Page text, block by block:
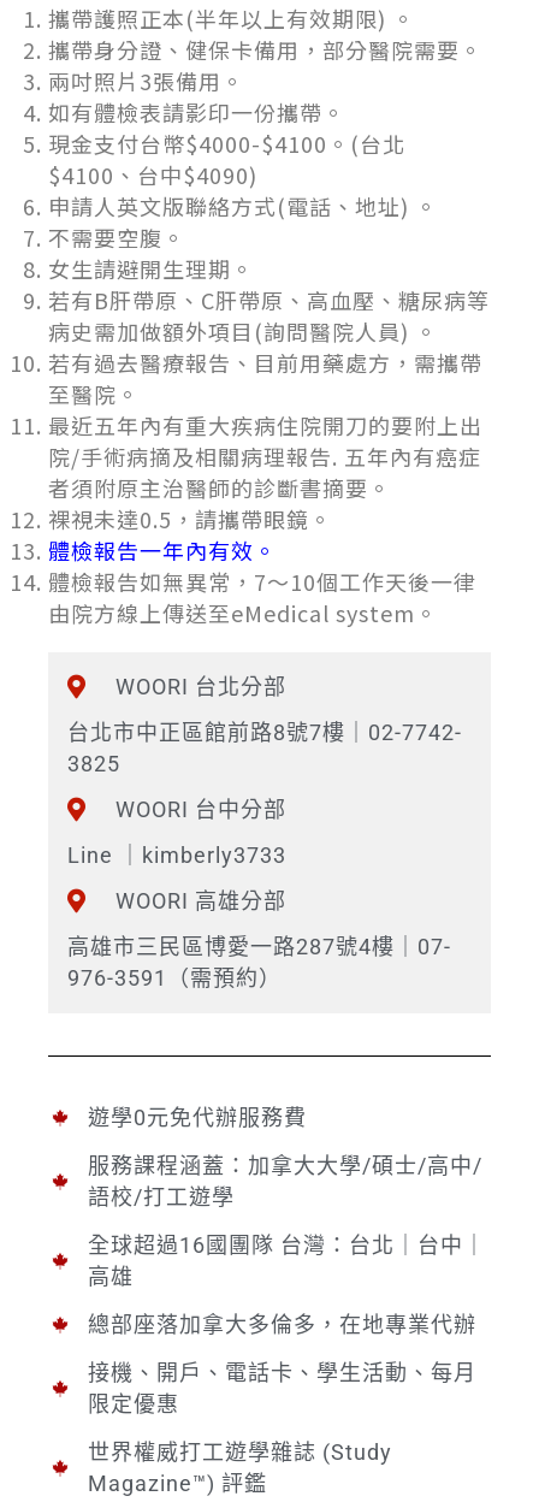
攜帶護照正本(半年以上有效期限) 。
攜帶身分證、健保卡備用，部分醫院需要。
兩吋照片3張備用。
如有體檢表請影印一份攜帶。
現金支付台幣$4000-$4100 。 (台北
$4100 、台中$4090)
申請人英文版聯絡方式(電話、地址) 。
不需要空腹。
女生請避開生理期。
若有B肝帶原、C肝帶原、高血壓、糖尿病等
病史需加做額外項目(詢問醫院人員) 。
若有過去醫療報告、目前用藥處方，需攜帶
至醫院。
最近五年內有重大疾病住院開刀的要附上出
院/手術病摘及相關病理報告. 五年內有癌症
者須附原主治醫師的診斷書摘要。
裸視未達0.5，請攜帶眼鏡。
體檢報告一年內有效。
體檢報告如無異常，7～10個工作天後一律
由院方線上傳送至eMedical system。
WOORI 台北分部
台北市中正區館前路8號7樓｜02-7742-
3825
WOORI 台中分部
Line ｜kimberly3733
WOORI 高雄分部
高雄市三民區博愛一路287號4樓｜07-
976-3591（需預約）
遊學0元免代辦服務費
服務課程涵蓋：加拿大大學/碩士/高中/
語校/打工遊學
全球超過16國團隊 台灣：台北｜台中｜
高雄
總部座落加拿大多倫多，在地專業代辦
接機、開戶、電話卡、學生活動、每月
限定優惠
世界權威打工遊學雜誌 (Study
Magazine™) 評鑑